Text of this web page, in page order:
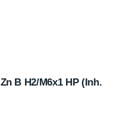
B H2/M6x1 HP (Inh.